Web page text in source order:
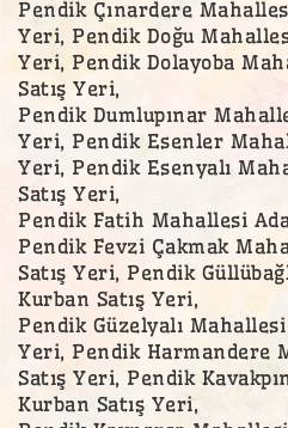
Pendik Çınardere
Yeri, Pendik Doğu
Yeri, Pendik Dolayoba
Satış Yeri,
Pendik Dumlupınar
Yeri, Pendik Esenler
Yeri, Pendik Esenyalı
Satış Yeri,
Pendik Fatih Mahallesi
Pendik Fevzi Çakmak
Satış Yeri, Pendik
Kurban Satış Yeri,
Pendik Güzelyalı
Yeri, Pendik Harmandere
Satış Yeri, Pendik
Kurban Satış Yeri,